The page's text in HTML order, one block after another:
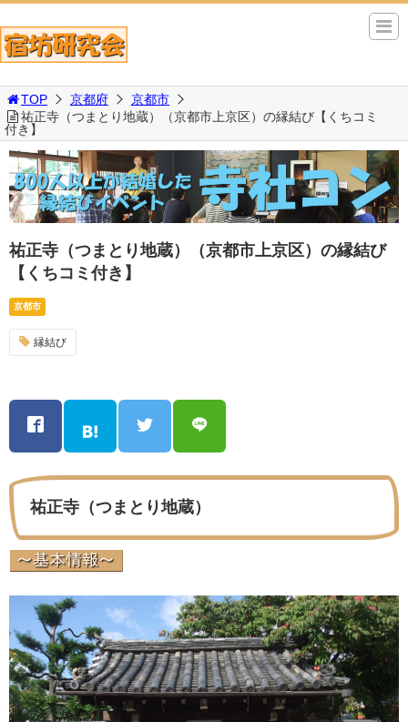
TOP 京都府
京都市
祐正寺（つまとり地蔵）（京都市上京区）の縁結び【くちコミ
付き】
祐正寺（つまとり地蔵）（京都市上京区）の縁結び
【くちコミ付き】
京都市
縁結び
祐正寺（つまとり地蔵）